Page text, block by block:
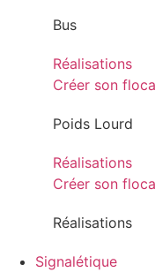
Bus
Réalisations
Créer son
Poids Lourd
Réalisations
Créer son
Réalisations
Signalétique